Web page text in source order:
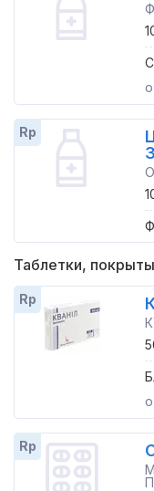
Rp
Таблетки,
Rp
Rp